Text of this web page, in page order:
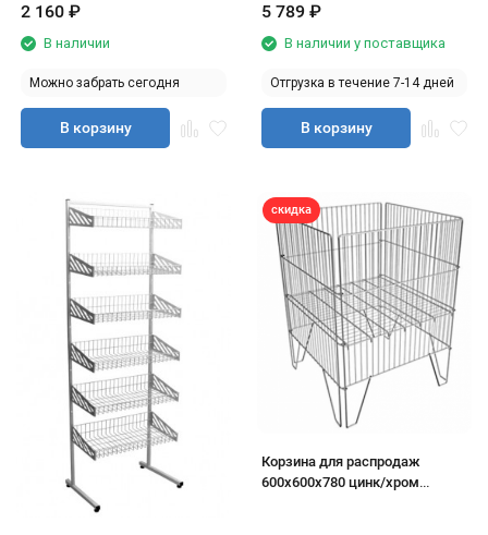
2 160 ₽
В наличии
Можно забрать сегодня
В корзину
5 789 ₽
В наличии у поставщика
Отгрузка в течение 7-14 дней
В корзину
скидка
Корзина для распродаж
600х600х780 цинк/хром